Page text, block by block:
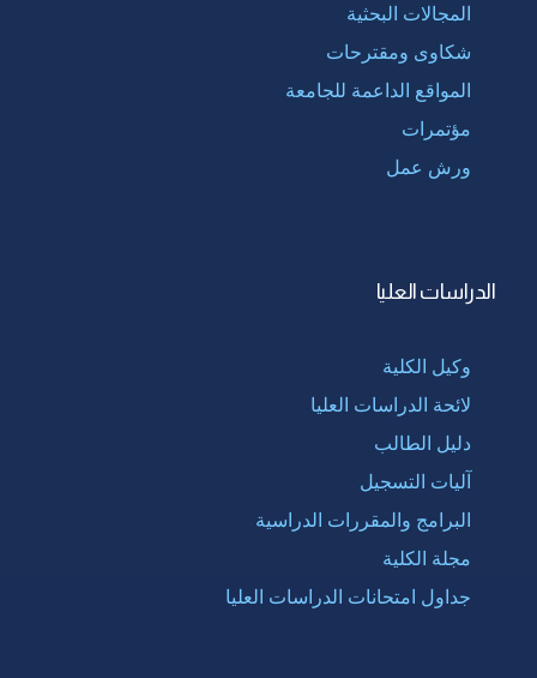
المجالات البحثية
شكاوى ومقترحات
المواقع الداعمة للجامعة
مؤتمرات
ورش عمل
الدراسات العليا
وكيل الكلية
لائحة الدراسات العليا
دليل الطالب
آليات التسجيل
البرامج والمقررات الدراسية
مجلة الكلية
جداول امتحانات الدراسات العليا